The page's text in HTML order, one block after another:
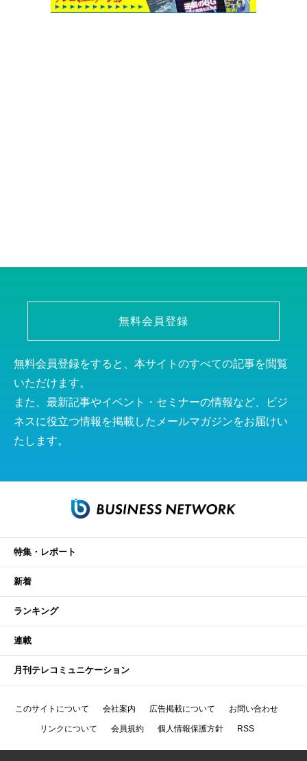
無料会員登録
無料会員登録をすると、本サイトのすべての記事を閲覧
いただけます。
また、最新記事やイベント・セミナーの情報など、ビジ
ネスに役立つ情報を掲載したメールマガジンをお届けい
たします。
特集・レポート
新着
ランキング
連載
月刊テレコミュニケーション
このサイトについて 会社案内 広告掲載について お問い合わせ
リンクについて 会員規約 個人情報保護方針 RSS